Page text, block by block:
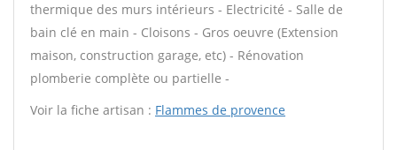
thermique des murs intérieurs - Electricité - Salle de
bain clé en main - Cloisons - Gros oeuvre (Extension
maison, construction garage, etc) - Rénovation
plomberie complète ou partielle -
Voir la fiche artisan : Flammes de provence